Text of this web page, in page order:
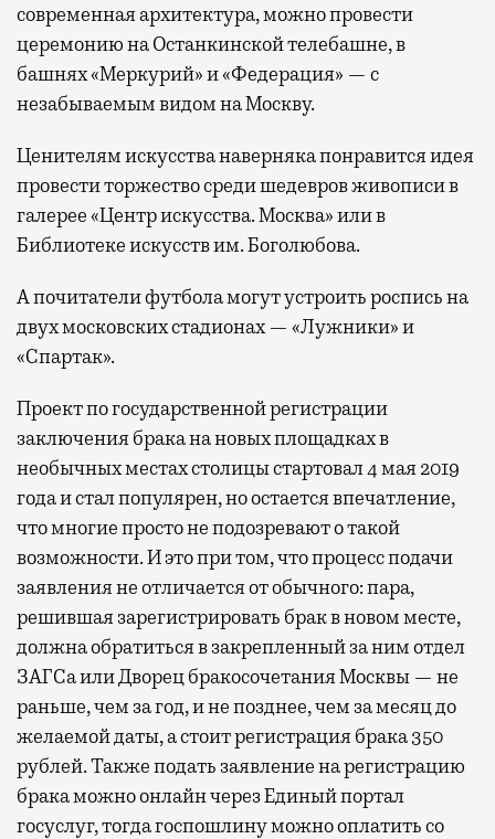
современная архитектура, можно провести
церемонию на Останкинской телебашне, в
башнях «Меркурий» и «Федерация» — с
незабываемым видом на Москву.
Ценителям искусства наверняка понравится идея
провести торжество среди шедевров живописи в
галерее «Центр искусства. Москва» или в
Библиотеке искусств им. Боголюбова.
А почитатели футбола могут устроить роспись на
двух московских стадионах — «Лужники» и
«Спартак».
Проект по государственной регистрации
заключения брака на новых площадках в
необычных местах столицы стартовал 4 мая 2019
года и стал популярен, но остается впечатление,
что многие просто не подозревают о такой
возможности. И это при том, что процесс подачи
заявления не отличается от обычного: пара,
решившая зарегистрировать брак в новом месте,
должна обратиться в закрепленный за ним отдел
ЗАГСа или Дворец бракосочетания Москвы — не
раньше, чем за год, и не позднее, чем за месяц до
желаемой даты, а стоит регистрация брака 350
рублей. Также подать заявление на регистрацию
брака можно онлайн через Единый портал
госуслуг, тогда госпошлину можно оплатить со